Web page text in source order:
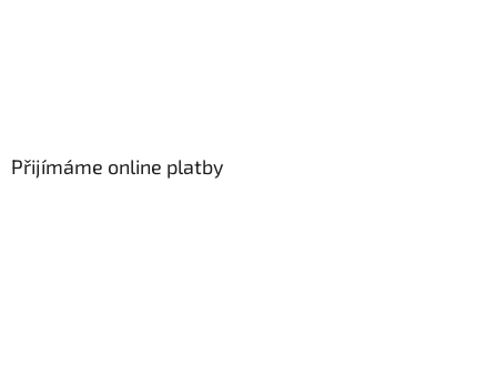
Přijímáme online platby